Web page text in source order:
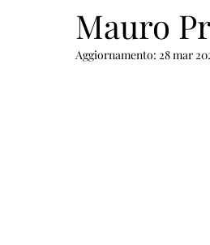
Mauro
Aggiornamento: 28 mar